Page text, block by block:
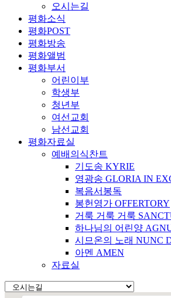
오시는길
평화소식
평화POST
평화방송
평화앨범
평화부서
어린이부
학생부
청년부
여선교회
남선교회
평화자료실
예배의식찬트
기도송 KYRIE
영광송 GLORIA IN
복음서봉독
봉헌영가 OFFERTORY
거룩 거룩 거룩
하나님의 어린양
시므온의 노래 NUNC
아멘 AMEN
자료실